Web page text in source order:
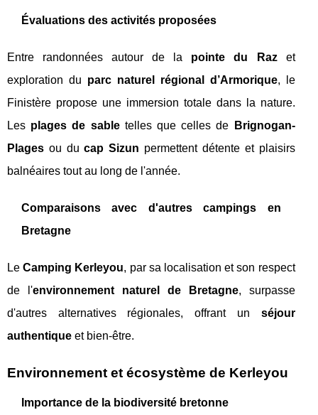
Évaluations des activités proposées
Entre randonnées autour de la pointe du Razet
exploration du parc naturel régional d’Armorique, le
Finistère propose une immersion totale dans la nature.
Les plages de sabletelles que celles de
Brignogan-
Plages ou ducap Sizun permettent détente et plaisirs
balnéaires tout au long de l'année.
Comparaisons avec d'autres campings en
Bretagne
LeCamping Kerleyou, par sa localisation et son respect
de l'environnement naturel de Bretagne, surpasse
d'autres alternatives régionales, offrant un séjour
authentique et bien-être.
Environnement et écosystème de Kerleyou
Importance de la biodiversité bretonne